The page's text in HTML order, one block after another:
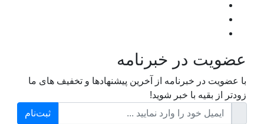
عضویت در خبرنامه
با عضویت در خبرنامه از آخرین پیشنهادها و تخفیف های ما
زودتر از بقیه با خبر شوید!
ثبت‌نام